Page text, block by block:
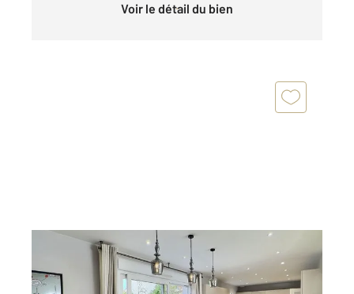
Voir le détail du bien
ANTONY 92
, 6 pièces
Ref : 5218